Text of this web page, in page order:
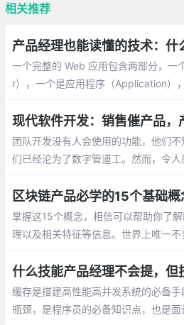
相关推荐
产品经理也能读懂的技术：什
一个完整的 Web 应用包含两部分，一
r），一个是应用程序（Application）
Django 框架开发一个博客应用，部署
或者 Uwsgi 作为服务器程序。
团队开发没有人会使用的功能，他们
们已经沦为了数字管道工。然而，令
bug 或者对现有功能做出一些小改进
区块链产品必学的15个基础概
掌握这15个概念，相信可以帮助你了
理以及相关特征等信息。世界上唯一
什么技能产品经理不会提，但
缓存是搭建高性能高并发系统的必备
瓶颈，是程序员的必备知识点，也是